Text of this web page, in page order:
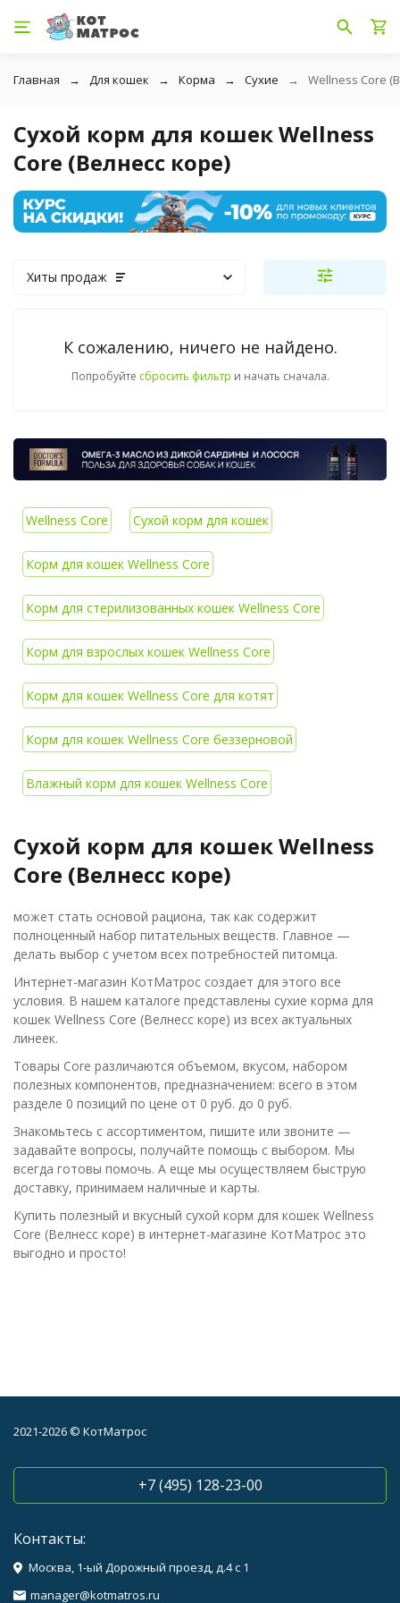
Главная Для кошек Корма Сухие Wellness Core
Сухой корм для кошек Wellness
Core (Велнесс коре)
Хиты продаж
К сожалению, ничего не найдено.
Попробуйте сбросить фильтр и начать сначала.
Wellness Core Сухой корм для кошек
Корм для кошек Wellness Core
Корм для стерилизованных кошек Wellness Core
Корм для взрослых кошек Wellness Core
Корм для кошек Wellness Core для котят
Корм для кошек Wellness Core беззерновой
Влажный корм для кошек Wellness Core
Сухой корм для кошек Wellness
Core (Велнесс коре)
может стать основой рациона, так как содержит
полноценный набор питательных веществ. Главное —
делать выбор с учетом всех потребностей питомца.
Интернет-магазин КотМатрос создает для этого все
условия. В нашем каталоге представлены сухие корма для
кошек Wellness Core (Велнесс коре) из всех актуальных
линеек.
Товары Core различаются объемом, вкусом, набором
полезных компонентов, предназначением: всего в этом
разделе 0 позиций по цене от 0 руб. до 0 руб.
Знакомьтесь с ассортиментом, пишите или звоните —
задавайте вопросы, получайте помощь с выбором. Мы
всегда готовы помочь. А еще мы осуществляем быструю
доставку, принимаем наличные и карты.
Купить полезный и вкусный сухой корм для кошек Wellness
Core (Велнесс коре) в интернет-магазине КотМатрос это
выгодно и просто!
2021-2026 © КотМатрос
+7 (495) 128-23-00
Контакты:
Москва, 1-ый Дорожный проезд, д.4 с 1
manager@kotmatros.ru